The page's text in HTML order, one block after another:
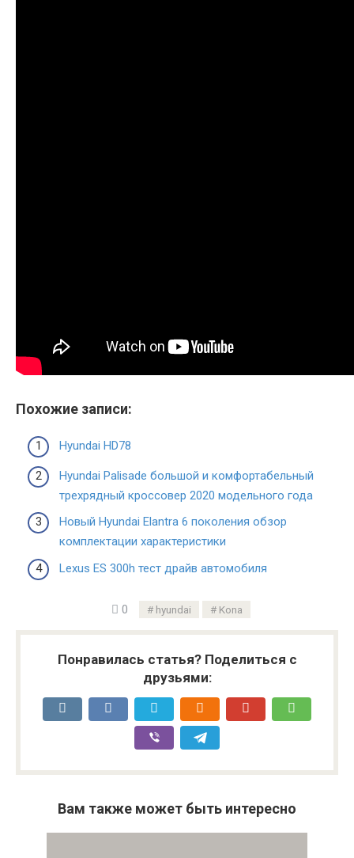
Похожие записи:
Hyundai HD78
Hyundai Palisade большой и комфортабельный
трехрядный кроссовер 2020 модельного года
Новый Hyundai Elantra 6 поколения обзор
комплектации характеристики
Lexus ES 300h тест драйв автомобиля
0 hyundai Kona
Понравилась статья? Поделиться с
друзьями:
Вам также может быть интересно